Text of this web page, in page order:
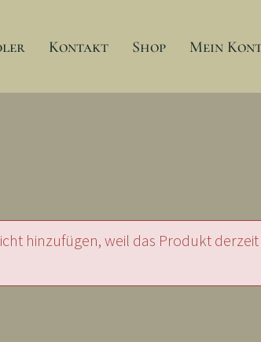
Kontakt Shop Mein
hinzufügen, weil das Produkt